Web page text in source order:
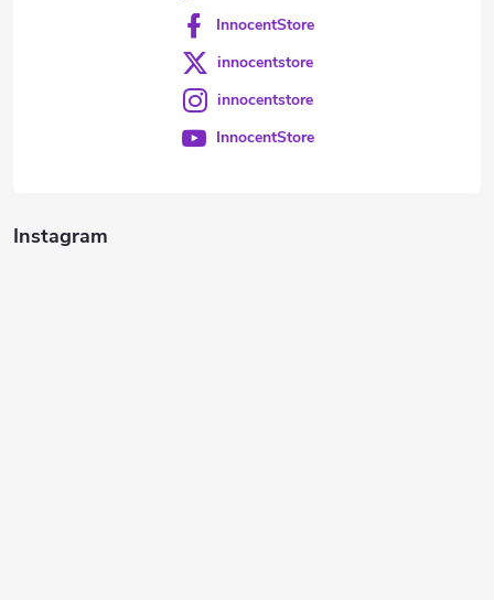
Instagram
InnocentStore
innocentstore
innocentstore
InnocentStore